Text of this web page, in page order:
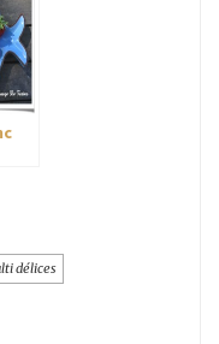
délices